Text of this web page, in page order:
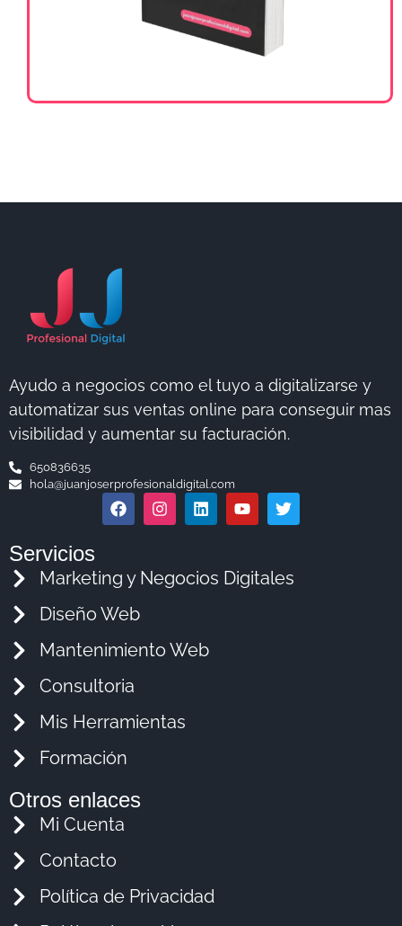
Ayudo a negocios como el tuyo a digitalizarse y
automatizar sus ventas online para conseguir mas
visibilidad y aumentar su facturación.
650836635
hola@juanjoserprofesionaldigital.com
Servicios
Marketing y Negocios Digitales
Diseño Web
Mantenimiento Web
Consultoria
Mis Herramientas
Formación
Otros enlaces
Mi Cuenta
Contacto
Política de Privacidad